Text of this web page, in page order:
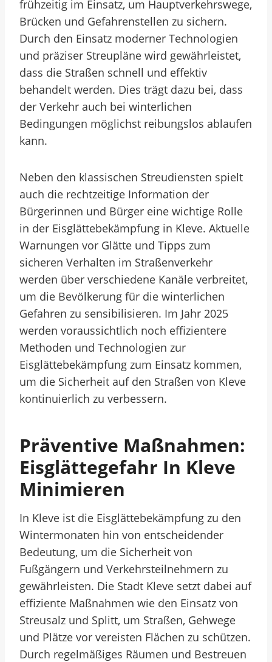
frühzeitig im Einsatz, um Hauptverkehrswege,
Brücken und Gefahrenstellen zu sichern.
Durch den Einsatz moderner Technologien
und präziser Streupläne wird gewährleistet,
dass die Straßen schnell und effektiv
behandelt werden. Dies trägt dazu bei, dass
der Verkehr auch bei winterlichen
Bedingungen möglichst reibungslos ablaufen
kann.
Neben den klassischen Streudiensten spielt
auch die rechtzeitige Information der
Bürgerinnen und Bürger eine wichtige Rolle
in der Eisglättebekämpfung in Kleve. Aktuelle
Warnungen vor Glätte und Tipps zum
sicheren Verhalten im Straßenverkehr
werden über verschiedene Kanäle verbreitet,
um die Bevölkerung für die winterlichen
Gefahren zu sensibilisieren. Im Jahr 2025
werden voraussichtlich noch effizientere
Methoden und Technologien zur
Eisglättebekämpfung zum Einsatz kommen,
um die Sicherheit auf den Straßen von Kleve
kontinuierlich zu verbessern.
Präventive Maßnahmen:
Eisglättegefahr In Kleve
Minimieren
In Kleve ist die Eisglättebekämpfung zu den
Wintermonaten hin von entscheidender
Bedeutung, um die Sicherheit von
Fußgängern und Verkehrsteilnehmern zu
gewährleisten. Die Stadt Kleve setzt dabei auf
effiziente Maßnahmen wie den Einsatz von
Streusalz und Splitt, um Straßen, Gehwege
und Plätze vor vereisten Flächen zu schützen.
Durch regelmäßiges Räumen und Bestreuen